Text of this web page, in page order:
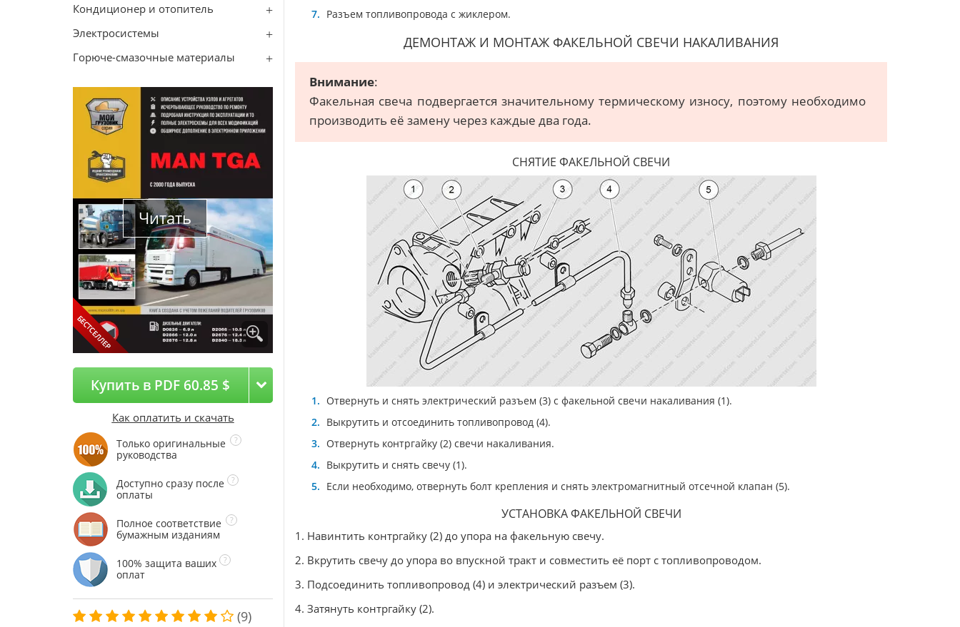
Кондиционер и отопитель
Электросистемы
Горюче-смазочные материалы
Читать
Купить в PDF 60.85 $
Как оплатить и скачать
Только оригинальные
руководства
Доступно сразу после
оплаты
Полное соответствие
бумажным изданиям
100% защита ваших
оплат
(9)
Разъем топливопровода с жиклером.
ДЕМОНТАЖ И МОНТАЖ ФАКЕЛЬНОЙ СВЕЧИ НАКАЛИВАНИЯ
Внимание:
Факельная свеча подвергается значительному термическому износу, поэтому необходимо
производить её замену через каждые два года.
СНЯТИЕ ФАКЕЛЬНОЙ СВЕЧИ
Отвернуть и снять электрический разъем (3) с факельной свечи накаливания (1).
Выкрутить и отсоединить топливопровод (4).
Отвернуть контргайку (2) свечи накаливания.
Выкрутить и снять свечу (1).
Если необходимо, отвернуть болт крепления и снять электромагнитный отсечной клапан (5).
УСТАНОВКА ФАКЕЛЬНОЙ СВЕЧИ
1. Навинтить контргайку (2) до упора на факельную свечу.
2. Вкрутить свечу до упора во впускной тракт и совместить её порт с топливопроводом.
3. Подсоединить топливопровод (4) и электрический разъем (3).
4. Затянуть контргайку (2).